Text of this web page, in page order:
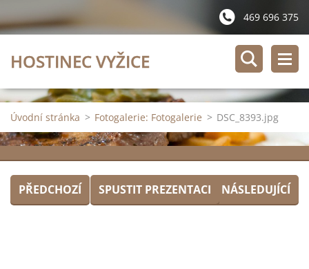
469 696 375
HOSTINEC VYŽICE
Úvodní stránka > Fotogalerie: Fotogalerie > DSC_8393.jpg
PŘEDCHOZÍ SPUSTIT PREZENTACI NÁSLEDUJÍCÍ